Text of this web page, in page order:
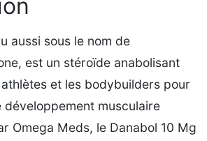
aussi sous le nom de
est un stéroïde anabolisant
et les bodybuilders pour
musculaire
Omega Meds, le Danabol 10 Mg